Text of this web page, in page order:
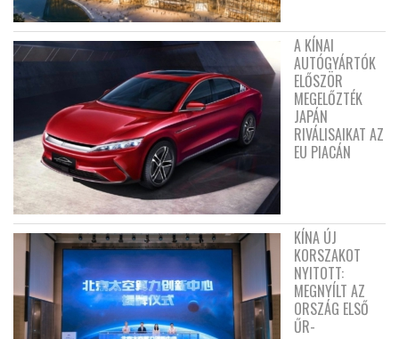
A KÍNAI
AUTÓGYÁRTÓK
ELŐSZÖR
MEGELŐZTÉK
JAPÁN
RIVÁLISAIKAT AZ
EU PIACÁN
KÍNA ÚJ
KORSZAKOT
NYITOTT:
MEGNYÍLT AZ
ORSZÁG ELSŐ
ŰR-